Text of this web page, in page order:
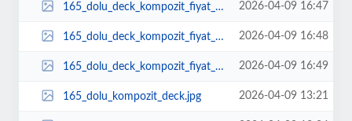
165_dolu_deck_kompozit_fiyat_wpc_1.jpg 2026-04-09 16:47
165_dolu_deck_kompozit_fiyat_wpc_2.jpg 2026-04-09 16:48
165_dolu_deck_kompozit_fiyat_wpccomposite.jpg 2026-04-09 16:49
165_dolu_kompozit_deck.jpg 2026-04-09 13:21